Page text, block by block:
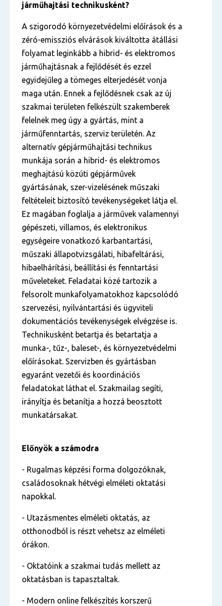
járműhajtási technikusként?
A szigorodó környezetvédelmi előírások és a
zéró-emissziós elvárások kiváltotta átállási
folyamat leginkább a hibrid- és elektromos
járműhajtásnak a fejlődését és ezzel
egyidejűleg a tömeges elterjedését vonja
maga után. Ennek a fejlődésnek csak az új
szakmai területen felkészült szakemberek
felelnek meg úgy a gyártás, mint a
járműfenntartás, szerviz területén. Az
alternatív gépjárműhajtási technikus
munkája során a hibrid- és elektromos
meghajtású közúti gépjárművek
gyártásának, szer-vizelésének műszaki
feltételeit biztosító tevékenységeket látja el.
Ez magában foglalja a járművek valamennyi
gépészeti, villamos, és elektronikus
egységeire vonatkozó karbantartási,
műszaki állapotvizsgálati, hibafeltárási,
hibaelhárítási, beállítási és fenntartási
műveleteket. Feladatai közé tartozik a
felsorolt munkafolyamatokhoz kapcsolódó
szervezési, nyilvántartási és ügyviteli
dokumentációs tevékenységek elvégzése is.
Technikusként betartja és betartatja a
munka-, tűz-, baleset-, és környezetvédelmi
előírásokat. Szervizben és gyártásban
egyaránt vezetői és koordinációs
feladatokat láthat el. Szakmailag segíti,
irányítja és betanítja a hozzá beosztott
munkatársakat.
Előnyök a számodra
- Rugalmas képzési forma dolgozóknak,
családosoknak hétvégi elméleti oktatási
napokkal.
- Utazásmentes elméleti oktatás, az
otthonodból is részt vehetsz az elméleti
órákon.
- Oktatóink a szakmai tudás mellett az
oktatásban is tapasztaltak.
- Modern online felkészítés korszerű